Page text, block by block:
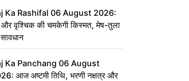
Ka Rashifal 06 August 2026:
वृश्चिक की चमकेगी किस्मत, मेष-तुला
Ka Panchang 06 August
आज अष्टमी तिथि, भरणी नक्षत्र और